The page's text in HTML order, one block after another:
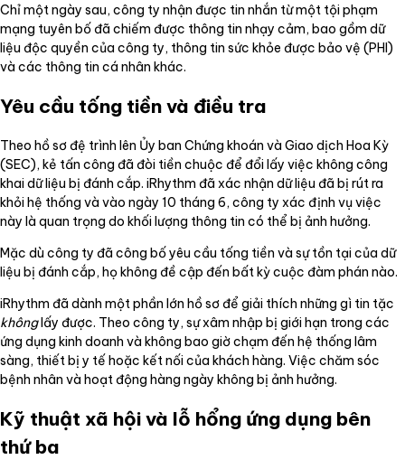
Chỉ một ngày sau, công ty nhận được tin nhắn từ một tội phạm
mạng tuyên bố đã chiếm được thông tin nhạy cảm, bao gồm dữ
liệu độc quyền của công ty, thông tin sức khỏe được bảo vệ (PHI)
và các thông tin cá nhân khác.
Yêu cầu tống tiền và điều tra
Theo hồ sơ đệ trình lên Ủy ban Chứng khoán và Giao dịch Hoa Kỳ
(SEC), kẻ tấn công đã đòi tiền chuộc để đổi lấy việc không công
khai dữ liệu bị đánh cắp. iRhythm đã xác nhận dữ liệu đã bị rút ra
khỏi hệ thống và vào ngày 10 tháng 6, công ty xác định vụ việc
này là quan trọng do khối lượng thông tin có thể bị ảnh hưởng.
Mặc dù công ty đã công bố yêu cầu tống tiền và sự tồn tại của dữ
liệu bị đánh cắp, họ không đề cập đến bất kỳ cuộc đàm phán nào.
iRhythm đã dành một phần lớn hồ sơ để giải thích những gì tin tặc
khônglấy được. Theo công ty, sự xâm nhập bị giới hạn trong các
ứng dụng kinh doanh và không bao giờ chạm đến hệ thống lâm
sàng, thiết bị y tế hoặc kết nối của khách hàng. Việc chăm sóc
bệnh nhân và hoạt động hàng ngày không bị ảnh hưởng.
Kỹ thuật xã hội và lỗ hổng ứng dụng bên
thứ ba